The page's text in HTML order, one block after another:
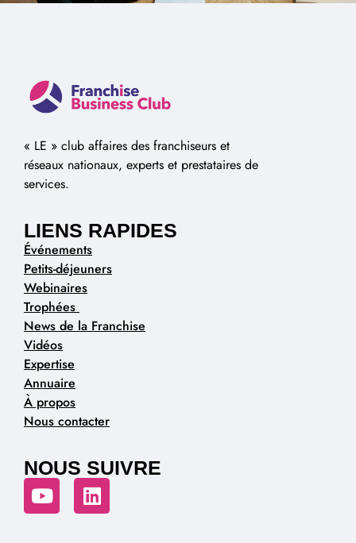
« LE » club affaires des franchiseurs et
réseaux nationaux, experts et prestataires de
services.
LIENS RAPIDES
Événements
Petits-déjeuners
Webinaires
Trophées
News de la Franchise
Vidéos
Expertise
Annuaire
À propos
Nous contacter
NOUS SUIVRE